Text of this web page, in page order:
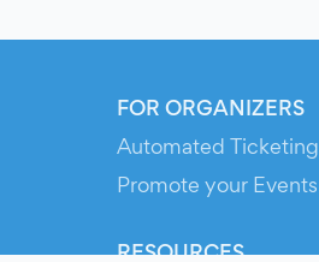
FOR ORGANIZERS
Automated Ticketing
Promote your Events
RESOURCES